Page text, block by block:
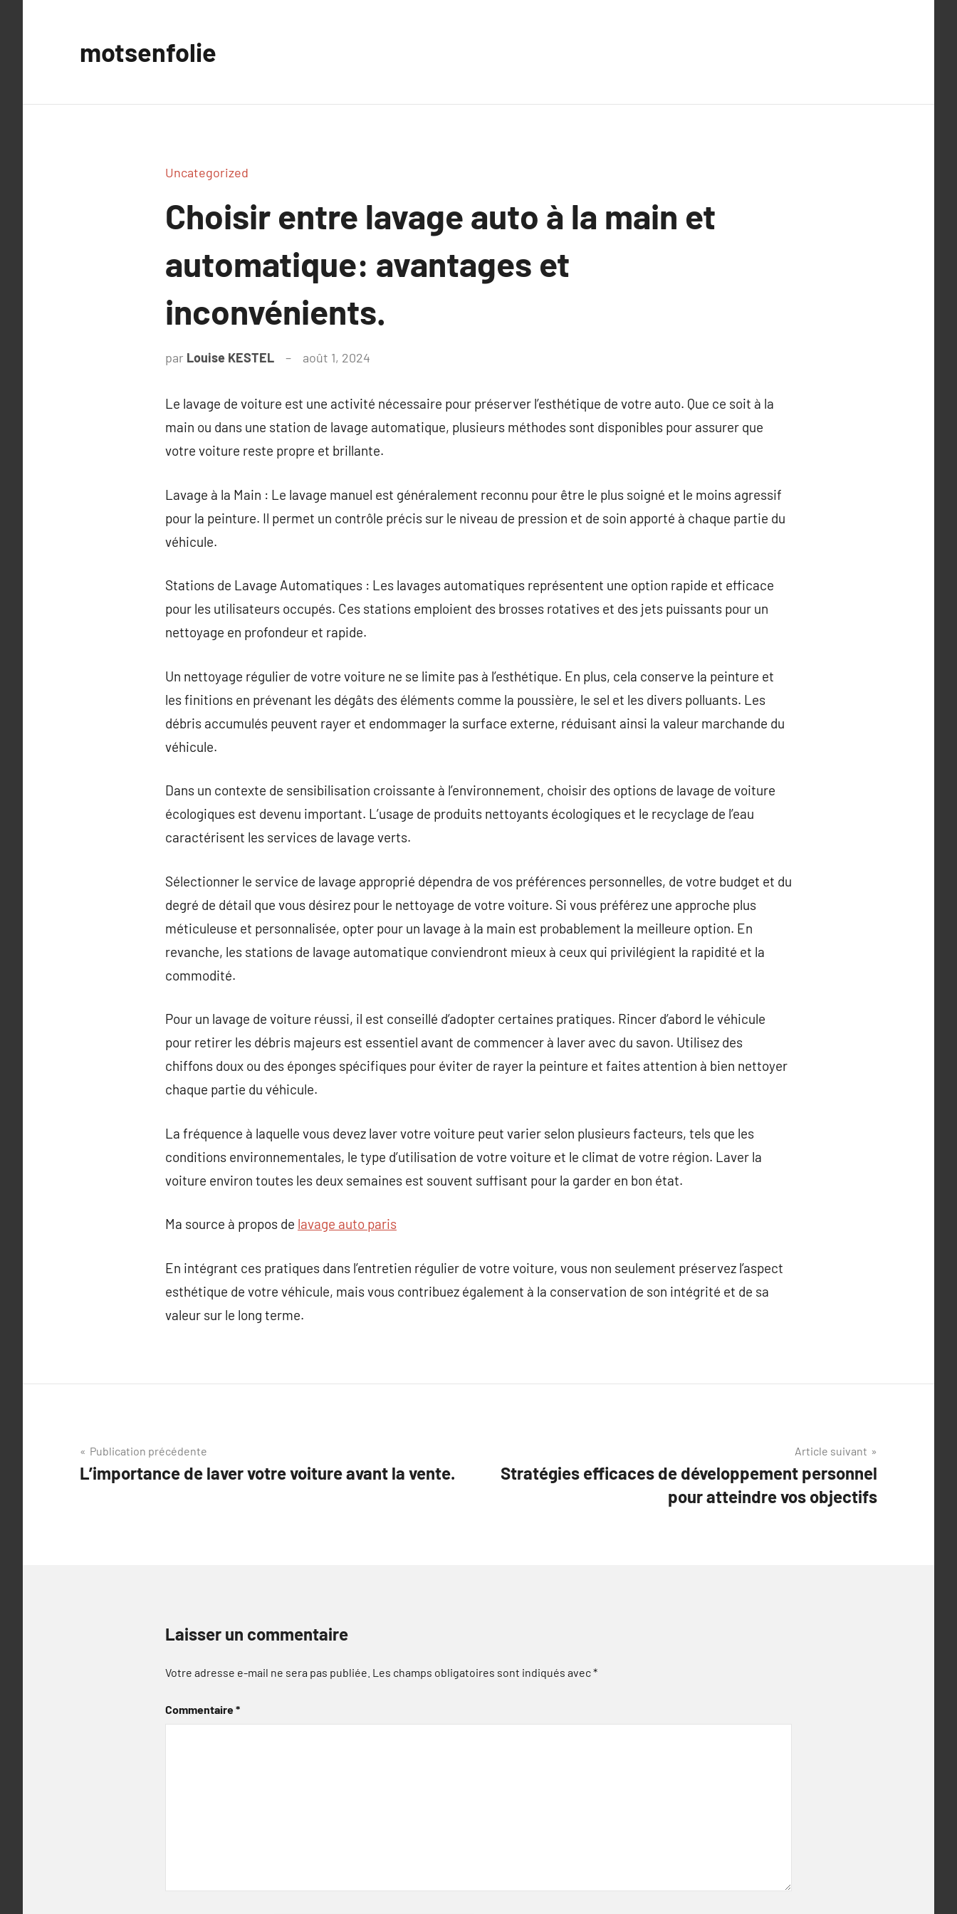
motsenfolie
Uncategorized
Choisir entre lavage auto à la main et
automatique: avantages et
inconvénients.
par Louise KESTEL août 1, 2024
Le lavage de voiture est une activité nécessaire pour préserver l’esthétique de votre auto. Que ce soit à la
main ou dans une station de lavage automatique, plusieurs méthodes sont disponibles pour assurer que
votre voiture reste propre et brillante.
Lavage à la Main : Le lavage manuel est généralement reconnu pour être le plus soigné et le moins agressif
pour la peinture. Il permet un contrôle précis sur le niveau de pression et de soin apporté à chaque partie du
véhicule.
Stations de Lavage Automatiques : Les lavages automatiques représentent une option rapide et efficace
pour les utilisateurs occupés. Ces stations emploient des brosses rotatives et des jets puissants pour un
nettoyage en profondeur et rapide.
Un nettoyage régulier de votre voiture ne se limite pas à l’esthétique. En plus, cela conserve la peinture et
les finitions en prévenant les dégâts des éléments comme la poussière, le sel et les divers polluants. Les
débris accumulés peuvent rayer et endommager la surface externe, réduisant ainsi la valeur marchande du
véhicule.
Dans un contexte de sensibilisation croissante à l’environnement, choisir des options de lavage de voiture
écologiques est devenu important. L’usage de produits nettoyants écologiques et le recyclage de l’eau
caractérisent les services de lavage verts.
Sélectionner le service de lavage approprié dépendra de vos préférences personnelles, de votre budget et du
degré de détail que vous désirez pour le nettoyage de votre voiture. Si vous préférez une approche plus
méticuleuse et personnalisée, opter pour un lavage à la main est probablement la meilleure option. En
revanche, les stations de lavage automatique conviendront mieux à ceux qui privilégient la rapidité et la
commodité.
Pour un lavage de voiture réussi, il est conseillé d’adopter certaines pratiques. Rincer d’abord le véhicule
pour retirer les débris majeurs est essentiel avant de commencer à laver avec du savon. Utilisez des
chiffons doux ou des éponges spécifiques pour éviter de rayer la peinture et faites attention à bien nettoyer
chaque partie du véhicule.
La fréquence à laquelle vous devez laver votre voiture peut varier selon plusieurs facteurs, tels que les
conditions environnementales, le type d’utilisation de votre voiture et le climat de votre région. Laver la
voiture environ toutes les deux semaines est souvent suffisant pour la garder en bon état.
Ma source à propos de lavage auto paris
En intégrant ces pratiques dans l’entretien régulier de votre voiture, vous non seulement préservez l’aspect
esthétique de votre véhicule, mais vous contribuez également à la conservation de son intégrité et de sa
valeur sur le long terme.
Navigation
de
Publication précédente
L’importance de laver votre voiture avant la vente.
Article suivant
Stratégies efficaces de développement personnel
pour atteindre vos objectifs
Laisser un commentaire
Votre adresse e-mail ne sera pas publiée. Les champs obligatoires sont indiqués avec*
Commentaire*